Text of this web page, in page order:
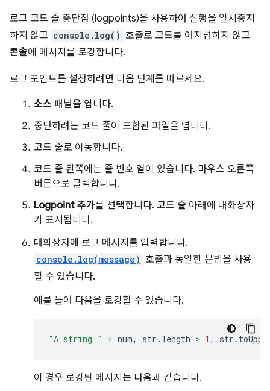
로그 코드 줄 중단점 (logpoints)을 사용하여 실행을 일시중지
하지 않고 console.log() 호출로 코드를 어지럽히지 않고
콘솔에 메시지를 로깅합니다.
로그 포인트를 설정하려면 다음 단계를 따르세요.
소스 패널을 엽니다.
중단하려는 코드 줄이 포함된 파일을 엽니다.
코드 줄로 이동합니다.
코드 줄 왼쪽에는 줄 번호 열이 있습니다. 마우스 오른쪽
버튼으로 클릭합니다.
Logpoint 추가를 선택합니다. 코드 줄 아래에 대화상자
가 표시됩니다.
대화상자에 로그 메시지를 입력합니다.
console.log(message) 호출과 동일한 문법을 사용
할 수 있습니다.
예를 들어 다음을 로깅할 수 있습니다.
"A string " + num, str . length > 1 , str .
이 경우 로깅된 메시지는 다음과 같습니다.